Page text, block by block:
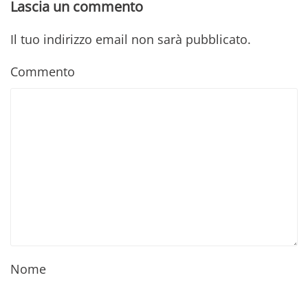
Lascia un commento
Il tuo indirizzo email non sarà pubblicato.
Commento
Nome